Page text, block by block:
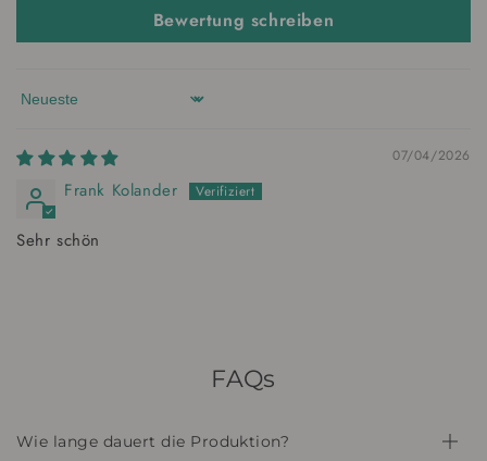
Bewertung schreiben
Sort by
07/04/2026
Frank Kolander
Sehr schön
FAQs
Wie lange dauert die Produktion?